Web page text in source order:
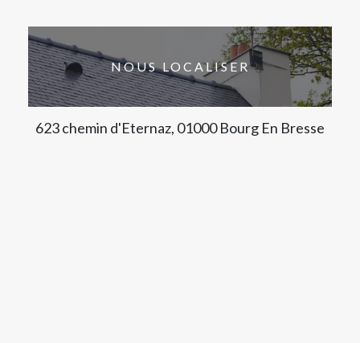
NOUS LOCALISER
623 chemin d'Eternaz, 01000 Bourg En Bresse